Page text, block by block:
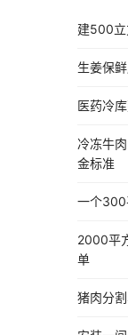
建500立
生姜保
医药冷
冷冻牛
金标准
一个300
2000平
单
猪肉分